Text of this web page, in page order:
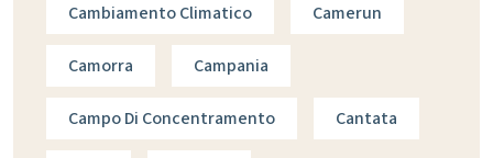
Cambiamento Climatico Camerun
Camorra Campania
Campo Di Concentramento Cantata